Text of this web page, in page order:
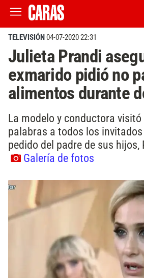
TELEVISIÓN04-07-2020 22:31
Julieta Prandi
exmarido pidió no
alimentos durante
La modelo y conductora visitó
palabras a todos los
pedido del padre de sus hijos,
Galería de fotos